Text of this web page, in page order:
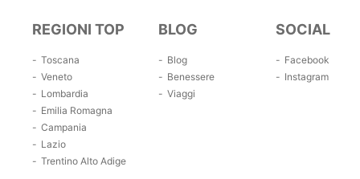
REGIONI TOP
Toscana
Veneto
Lombardia
Emilia Romagna
Campania
Lazio
Trentino Alto Adige
BLOG
Blog
Benessere
Viaggi
SOCIAL
Facebook
Instagram